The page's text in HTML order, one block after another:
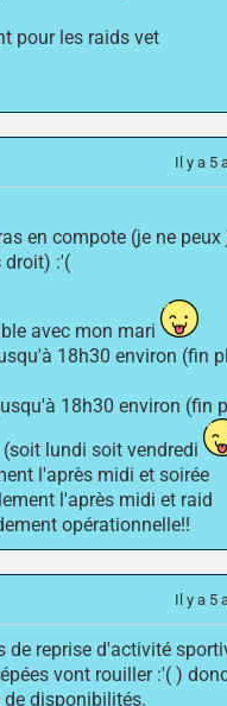
pour les raids vet
Il y a 5
en compote (je ne peux
droit) :'(
avec mon mari
18h30 environ (fin
18h30 environ (fin
lundi soit vendredi
l'après midi et soirée
l'après midi et raid
opérationnelle!!
Il y a 5
de reprise d'activité
vont rouiller :'( )
disponibilités.